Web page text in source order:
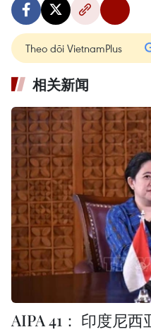
Theo dõi VietnamPlus
相关新闻
AIPA 41： 印度尼